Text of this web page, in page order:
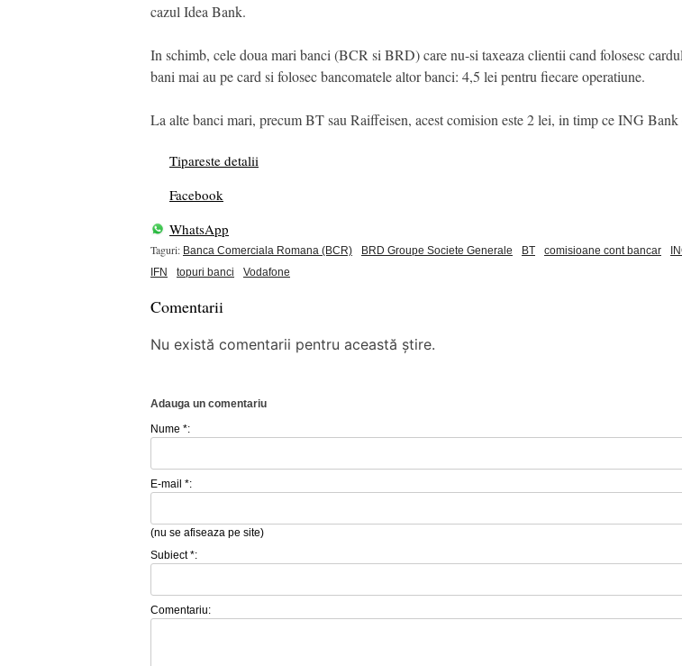
cazul Idea Bank.
In schimb, cele doua mari banci (BCR si BRD) care nu-si taxeaza clientii cand folosesc
bani mai au pe card si folosec bancomatele altor banci: 4,5 lei pentru fiecare operatiune.
La alte banci mari, precum BT sau Raiffeisen, acest comision este 2 lei, in timp ce ING
Tipareste detalii
Facebook
WhatsApp
Taguri: Banca Comerciala Romana (BCR) BRD Groupe Societe Generale BT comisioane cont bancar
IFN
topuri banci Vodafone
Comentarii
Nu există comentarii pentru această știre.
Adauga un comentariu
Nume *:
E-mail *:
(nu se afiseaza pe site)
Subiect *:
Comentariu: